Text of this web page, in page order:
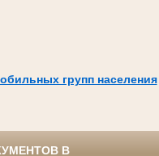
групп населения
В